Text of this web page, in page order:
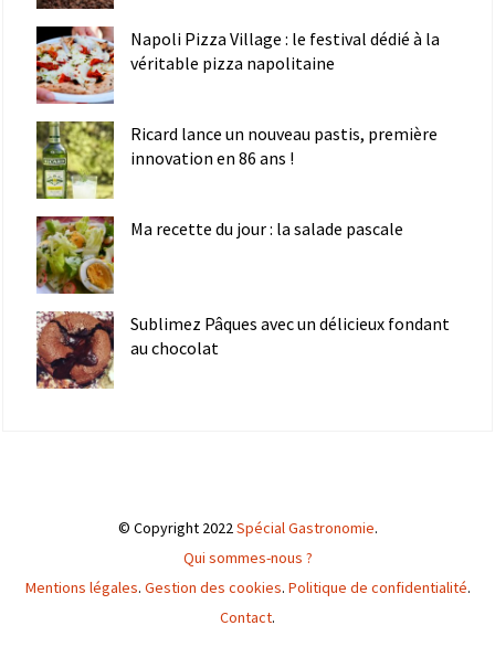
Napoli Pizza Village : le festival dédié à la
véritable pizza napolitaine
Ricard lance un nouveau pastis, première
innovation en 86 ans !
Ma recette du jour : la salade pascale
Sublimez Pâques avec un délicieux fondant
au chocolat
© Copyright 2022Spécial Gastronomie.
Qui sommes-nous ?
Mentions légales. Gestion des cookies. Politique de confidentialité.
Contact.